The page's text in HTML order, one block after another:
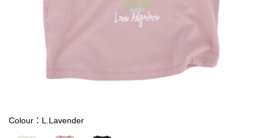
Colour：L.Lavender